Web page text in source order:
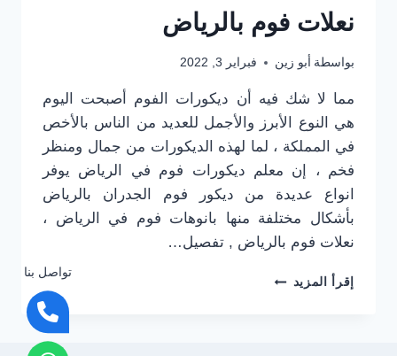
نعلات فوم بالرياض
بواسطة أبو زين فبراير 3, 2022
مما لا شك فيه أن ديكورات الفوم أصبحت اليوم
هي النوع الأبرز والأجمل للعديد من الناس بالأخص
في المملكة ، لما لهذه الديكورات من جمال ومنظر
فخم ، إن معلم ديكورات فوم في الرياض يوفر
انواع عديدة من ديكور فوم الجدران بالرياض
بأشكال مختلفة منها بانوهات فوم في الرياض ،
نعلات فوم بالرياض , تفصيل…
إقرأ المزيد بانوهات
تواصل بنا